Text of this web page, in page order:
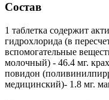
Состав
1 таблетка содержит
гидрохлорида (в
вспомогательные
молочный) - 46.4 мг.
повидон
медицинский)- 1.8 мг.